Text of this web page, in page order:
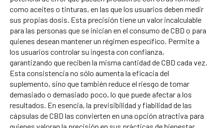
como aceites o tinturas, en las que los usuarios deben medir
sus propias dosis. Esta precisión tiene un valor incalculable
para las personas que se inician en el consumo de CBD o para
quienes desean mantener un régimen específico. Permite a
los usuarios controlar su ingesta con confianza,
garantizando que reciben la misma cantidad de CBD cada vez.
Esta consistencia no sólo aumenta la eficacia del
suplemento, sino que también reduce el riesgo de tomar
demasiado o demasiado poco, lo que puede afectar a los
resultados. En esencia, la previsibilidad y fiabilidad de las
cápsulas de CBD las convierten en una opción atractiva para